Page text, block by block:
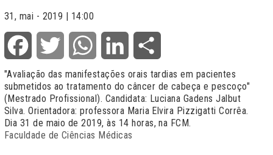
31, mai - 2019 | 14:00
Facebook Twitter WhatsApp LinkedIn
"Avaliação das manifestações orais tardias em pacientes
submetidos ao tratamento do câncer de cabeça e pescoço"
(Mestrado Profissional). Candidata: Luciana Gadens Jalbut
Silva. Orientadora: professora Maria Elvira Pizzigatti Corrêa.
Dia 31 de maio de 2019, às 14 horas, na FCM.
Faculdade de Ciências Médicas